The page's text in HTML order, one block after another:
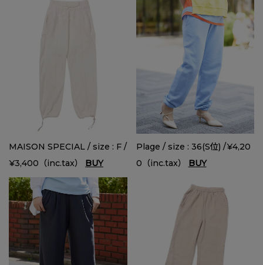
MAISON SPECIAL / size : F /
¥3,400（inc.tax） BUY
Plage / size : 36(S位) /¥4,20
0（inc.tax） BUY